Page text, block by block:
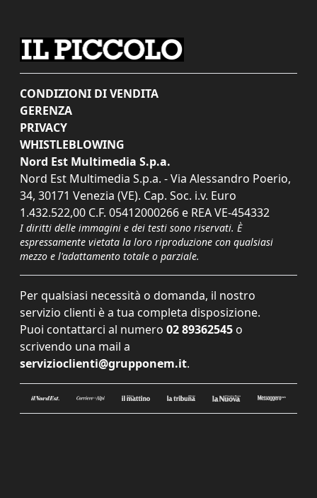
CONDIZIONI DI VENDITA
GERENZA
PRIVACY
WHISTLEBLOWING
Nord Est Multimedia S.p.a.
Nord Est Multimedia S.p.a. - Via Alessandro Poerio,
34, 30171 Venezia (VE). Cap. Soc. i.v. Euro
1.432.522,00 C.F. 05412000266 e REA VE-454332
I diritti delle immagini e dei testi sono riservati. È
espressamente vietata la loro riproduzione con qualsiasi
mezzo e l'adattamento totale o parziale.
Per qualsiasi necessità o domanda, il nostro
servizio clienti è a tua completa disposizione.
Puoi contattarci al numero 02 89362545 o
scrivendo una mail a
servizioclienti@grupponem.it.